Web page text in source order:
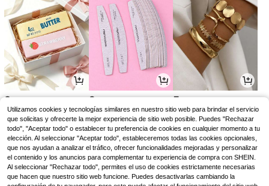
3 2 5
Utilizamos cookies y tecnologías similares en nuestro sitio web para brindar el servicio
que solicitas y ofrecerte la mejor experiencia de sitio web posible. Puedes "Rechazar
todo", "Aceptar todo" o establecer tu preferencia de cookies en cualquier momento a tu
elección. Al seleccionar "Aceptar todo", estableceremos todas las cookies opcionales,
que nos ayudan a analizar el tráfico, ofrecer funcionalidades mejoradas y personalizar
el contenido y los anuncios para complementar tu experiencia de compra con SHEIN.
Al seleccionar "Rechazar todo", permites el uso de cookies estrictamente necesarias
que hacen que nuestro sitio web funcione. Puedes desactivarlas cambiando la